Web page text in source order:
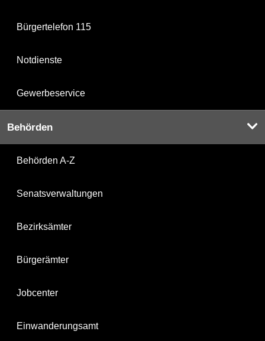
Bürgertelefon 115
Notdienste
Gewerbeservice
Behörden
Behörden A-Z
Senatsverwaltungen
Bezirksämter
Bürgerämter
Jobcenter
Einwanderungsamt